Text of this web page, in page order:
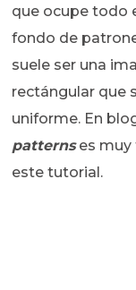
que ocupe todo
fondo de
suele ser una
rectángular que
uniforme. En
patterns es muy
este tutorial.